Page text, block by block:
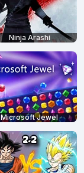
Ninja Arashi
Microsoft Jewel